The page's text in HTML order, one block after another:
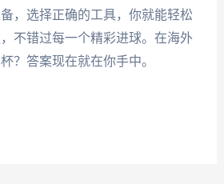
，选择正确的工具，你就能轻松
不错过每一个精彩进球。在海外
？答案现在就在你手中。